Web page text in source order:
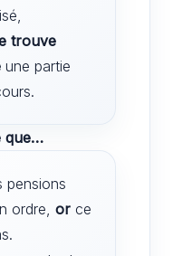
trouve
une partie
que…
pensions
ordre, or ce